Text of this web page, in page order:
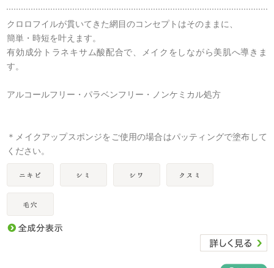
クロロフイルが貫いてきた網目のコンセプトはそのままに、
簡単・時短を叶えます。
有効成分トラネキサム酸配合で、メイクをしながら美肌へ導きま
す。
アルコールフリー・パラベンフリー・ノンケミカル処方
＊メイクアップスポンジをご使用の場合はパッティングで塗布して
ください。